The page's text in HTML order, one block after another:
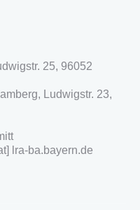
25, 96052
Ludwigstr. 23,
lra-ba.bayern.de